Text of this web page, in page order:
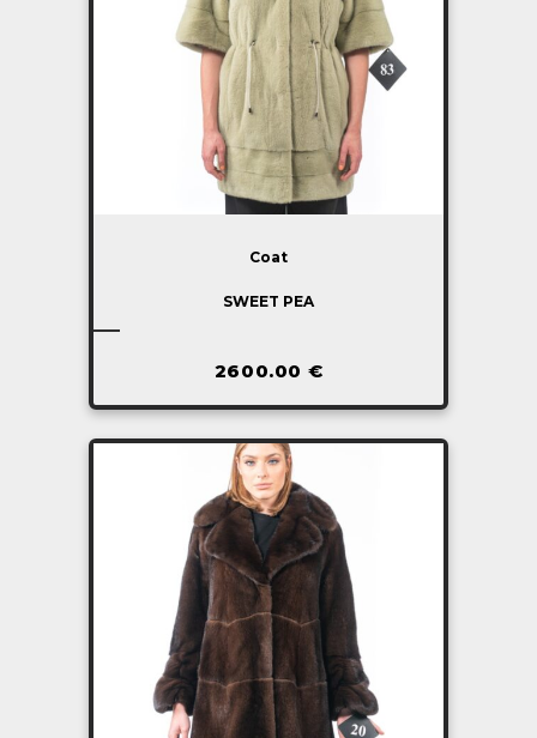
Coat
SWEET PEA
2600.00 €